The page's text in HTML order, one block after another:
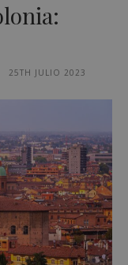
25TH JULIO 2023